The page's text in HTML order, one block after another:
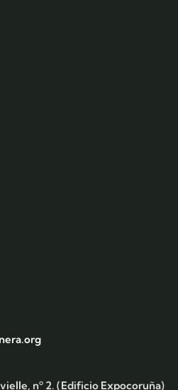
nº 2. (Edificio Expocoruña)